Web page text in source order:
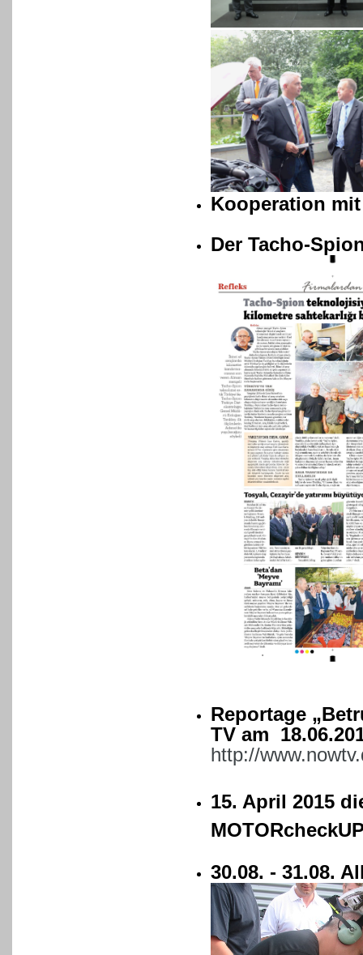
Kooperation
Der Tacho-
Reportage
TV am
http://
15. April 2015
30.08. - 31.08.